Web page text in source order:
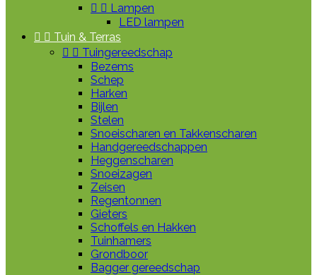
  Lampen
LED lampen
  Tuin & Terras
  Tuingereedschap
Bezems
Schep
Harken
Bijlen
Stelen
Snoeischaren en Takkenscharen
Handgereedschappen
Heggenscharen
Snoeizagen
Zeisen
Regentonnen
Gieters
Schoffels en Hakken
Tuinhamers
Grondboor
Bagger gereedschap